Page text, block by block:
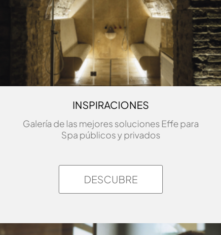
INSPIRACIONES
Galería de las mejores soluciones Effe para
Spa públicos y privados
DESCUBRE